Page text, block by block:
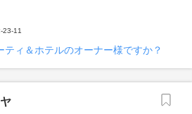
23-11
ティ＆ホテルのオーナー様ですか？